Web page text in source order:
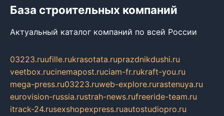
База строительных компаний
Актуальный каталог компаний по всей России
03223.ruufille.rukrasotata.ruprazdnikdushi.ru
veetbox.rucinemapost.ruciam-fr.rukraft-you.ru
mega-press.ru03223.ruweb-explore.rurastenuya.ru
eurovision-russia.rustrah-news.rufreeride-team.ru
itrack-24.rusexshopexpress.ruautostudiopro.ru